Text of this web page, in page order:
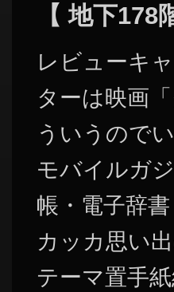
【 地下
レビューキ
ターは映画
ういうので
モバイルガ
帳・電子辞
カッカ思い
テーマ置手